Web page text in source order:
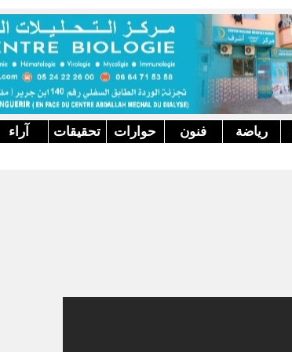
رياضة فنون حوارات تحقيقات آراء